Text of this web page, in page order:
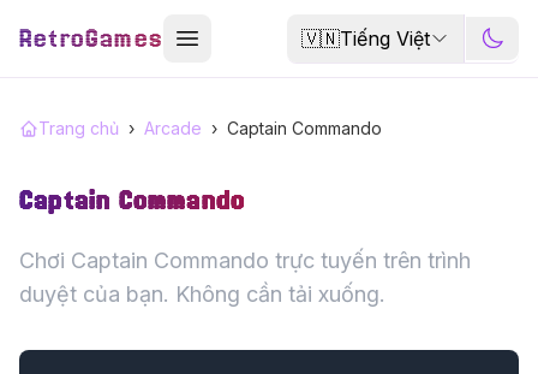
RetroGames 🇻🇳Tiếng Việt
Trang chủ › Arcade › Captain Commando
Captain Commando
Chơi Captain Commando trực tuyến trên trình
duyệt của bạn. Không cần tải xuống.